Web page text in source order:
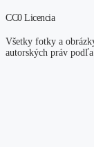
CC0 Licencia
Všetky fotky a
autorských práv